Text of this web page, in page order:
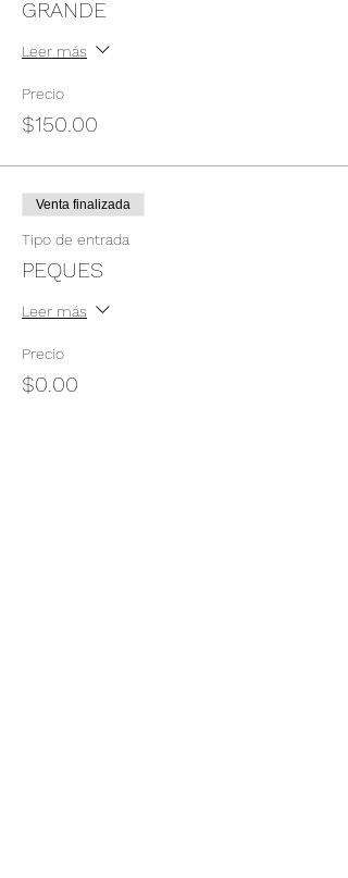
GRANDE
Leer más
Precio
$150.00
Venta finalizada
Tipo de entrada
PEQUES
Leer más
Precio
$0.00